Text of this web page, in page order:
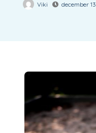
Viki december